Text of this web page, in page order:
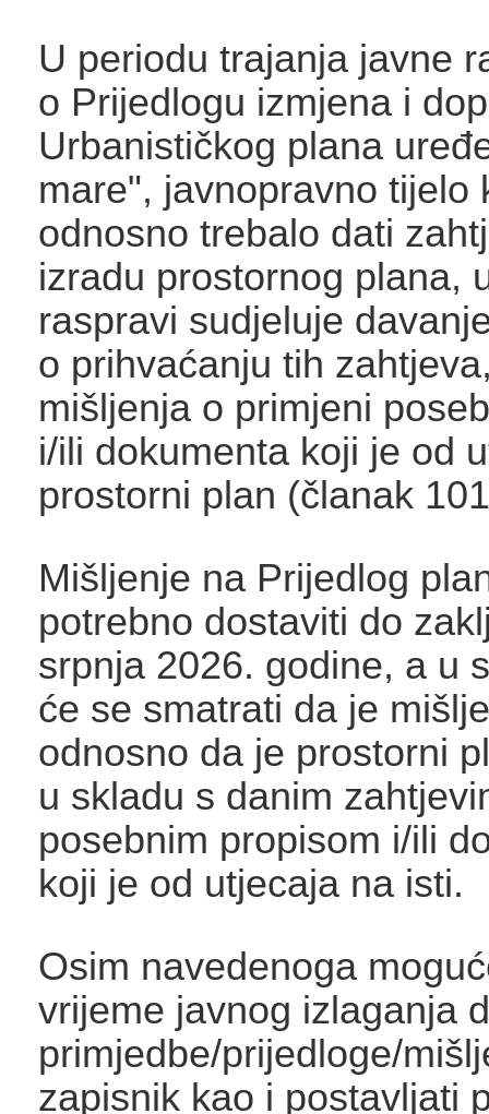
U periodu trajanja javne
o Prijedlogu izmjena i
Urbanističkog plana
mare", javnopravno tijelo
odnosno trebalo dati
izradu prostornog plana,
raspravi sudjeluje
o prihvaćanju tih
mišljenja o primjeni
i/ili dokumenta koji je od
prostorni plan (članak
Mišljenje na Prijedlog
potrebno dostaviti do
srpnja 2026. godine, a u
će se smatrati da je
odnosno da je prostorni
u skladu s danim
posebnim propisom i/ili
koji je od utjecaja na isti.
Osim navedenoga
vrijeme javnog izlaganja
primjedbe/prijedloge/
zapisnik kao i postavljati